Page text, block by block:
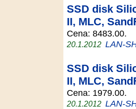
SSD disk
II, MLC,
Cena: 8483.00.
20.1.2012 LAN-
SSD disk
II, MLC,
Cena: 1979.00.
20.1.2012 LAN-